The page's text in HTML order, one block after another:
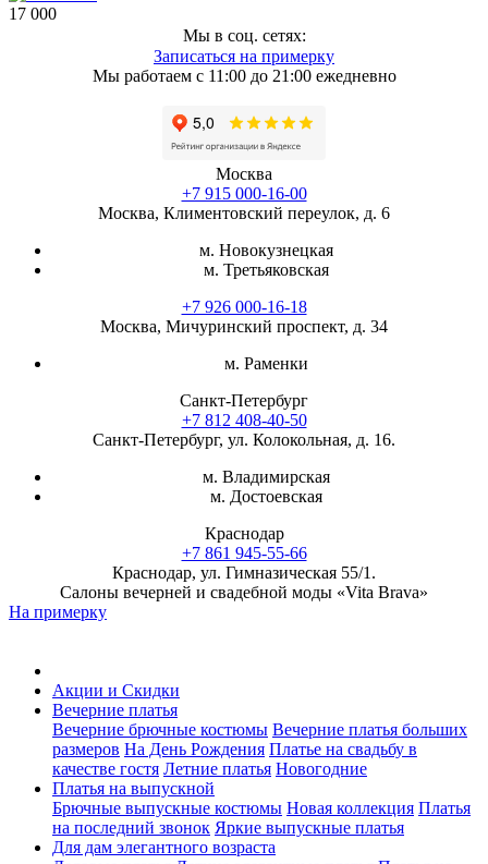
17 000
Мы в соц. сетях:
Записаться на примерку
Мы работаем с 11:00 до 21:00 ежедневно
Москва
+7 915 000-16-00
Москва, Климентовский переулок, д. 6
м. Новокузнецкая
м. Третьяковская
+7 926 000-16-18
Москва, Мичуринский проспект, д. 34
м. Раменки
Санкт-Петербург
+7 812 408-40-50
Санкт-Петербург, ул. Колокольная, д. 16.
м. Владимирская
м. Достоевская
Краснодар
+7 861 945-55-66
Краснодар, ул. Гимназическая 55/1.
Салоны вечерней и свадебной моды «Vita Brava»
На примерку
Акции и Скидки
Вечерние платья
Вечерние брючные костюмы Вечерние платья больших
размеров На День Рождения Платье на свадьбу в
качестве гостя Летние платья Новогодние
Платья на выпускной
Брючные выпускные костюмы Новая коллекция Платья
на последний звонок Яркие выпускные платья
Для дам элегантного возраста